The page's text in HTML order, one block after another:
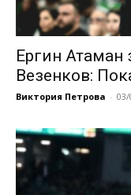
Ергин Атаман
Везенков:
Виктория Петрова - 03/